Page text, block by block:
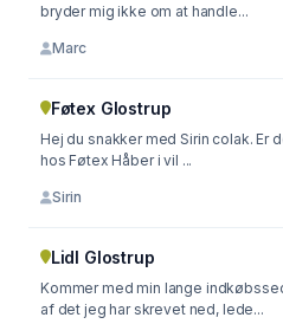
bryder mig ikke om at handle...
Marc
Føtex Glostrup
Hej du snakker med Sirin colak. Er
hos Føtex Håber i vil ...
Sirin
Lidl Glostrup
Kommer med min lange
af det jeg har skrevet ned, lede...